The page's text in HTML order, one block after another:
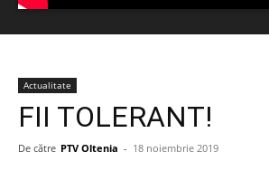
Actualitate
FII TOLERANT!
De către PTV Oltenia - 18 noiembrie 2019